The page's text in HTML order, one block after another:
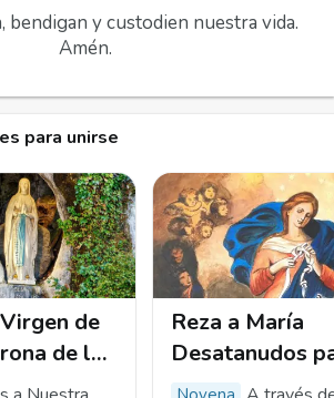
bendigan y custodien nuestra vida.
Amén.
para unirse
de
de los
Reza a María
Desatanudos
deshacer los